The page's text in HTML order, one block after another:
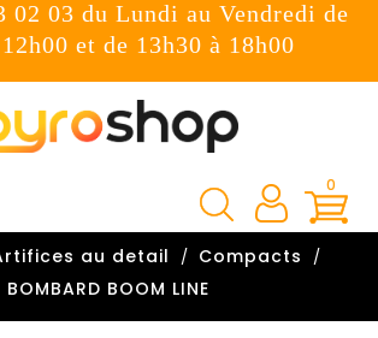
03 du Lundi au Vendredi de
et de 13h30 à 18h00
0
au detail
Compacts
BOMBARD BOOM LINE
logged in to save products in your wish
Connexion